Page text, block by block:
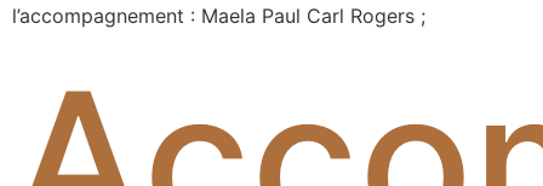
l’accompagnement : Maela Paul Carl Rogers ;